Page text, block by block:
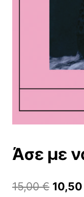
Άσε με
15,00€ 10,50